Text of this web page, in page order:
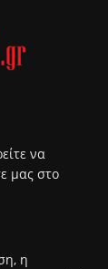
να
μας στο
η